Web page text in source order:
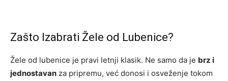
Zašto Izabrati Žele od Lubenice?
Žele od lubenice je pravi letnji klasik. Ne samo da je brz i
jednostavan za pripremu, već donosi i osveženje tokom